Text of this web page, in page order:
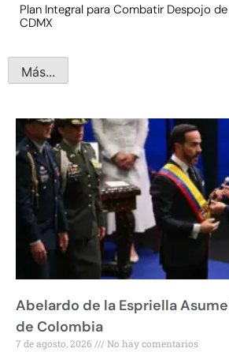
Plan Integral para Combatir Despojo
CDMX
Más...
Abelardo de la Espriella
de Colombia
7 de agosto, 2026 No hay comentarios